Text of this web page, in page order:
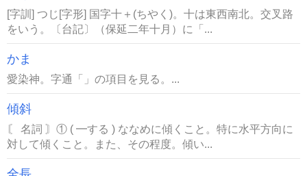
[字訓] つじ[字形] 国字十＋(ちやく)。十は東西南北。交叉路
をいう。〔台記〕（保延二年十月）に「...
かま
愛染神。字通「」の項目を見る。...
傾斜
〘 名詞 〙① ( ━する ) ななめに傾くこと。特に水平方向に
対して傾くこと。また、その程度。傾い...